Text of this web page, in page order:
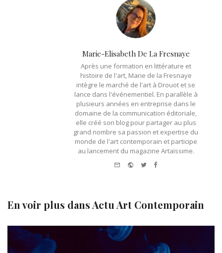
Marie-Elisabeth De La Fresnaye
Après une formation en littérature et
histoire de l'art, Marie de la Fresnaye
intègre le marché de l'art à Drouot et se
lance dans l'événementiel. En parallèle à
plusieurs années en entreprise dans le
domaine de la communication éditoriale,
elle créé son blog pour partager au plus
grand nombre sa passion et expertise du
monde de l'art contemporain et participe
au lancement du magazine Artaïssime.
Website
TwitterFacebook
En voir plus dansActu Art Contemporain